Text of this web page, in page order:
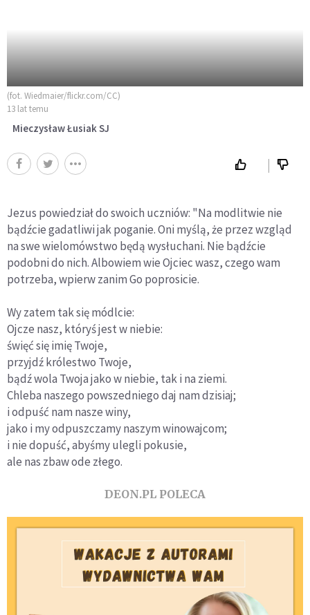
(fot. Wiedmaier/flickr.com/CC)
13 lat temu
Mieczysław Łusiak SJ
Jezus powiedział do swoich uczniów: "Na modlitwie nie
bądźcie gadatliwi jak poganie. Oni myślą, że przez wzgląd
na swe wielomówstwo będą wysłuchani. Nie bądźcie
podobni do nich. Albowiem wie Ojciec wasz, czego wam
potrzeba, wpierw zanim Go poprosicie.
Wy zatem tak się módlcie:
Ojcze nasz, któryś jest w niebie:
święć się imię Twoje,
przyjdź królestwo Twoje,
bądź wola Twoja jako w niebie, tak i na ziemi.
Chleba naszego powszedniego daj nam dzisiaj;
i odpuść nam nasze winy,
jako i my odpuszczamy naszym winowajcom;
i nie dopuść, abyśmy ulegli pokusie,
ale nas zbaw ode złego.
DEON.PL POLECA